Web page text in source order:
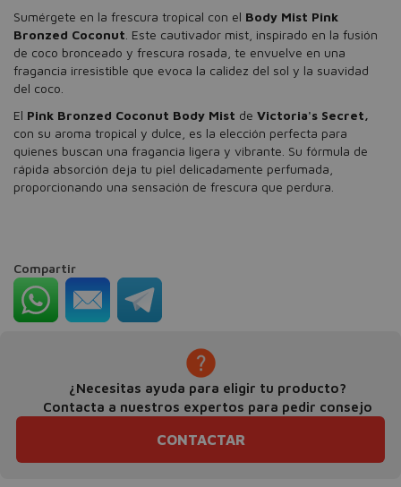
Sumérgete en la frescura tropical con el Body Mist Pink
Bronzed Coconut . Este cautivador mist, inspirado en la fusión
de coco bronceado y frescura rosada, te envuelve en una
fragancia irresistible que evoca la calidez del sol y la suavidad
del coco.
El Pink Bronzed Coconut Body Mist de Victoria's Secret,
con su aroma tropical y dulce, es la elección perfecta para
quienes buscan una fragancia ligera y vibrante. Su fórmula de
rápida absorción deja tu piel delicadamente perfumada,
proporcionando una sensación de frescura que perdura.
Compartir
¿Necesitas ayuda para eligir tu producto?
Contacta a nuestros expertos para pedir consejo
CONTACTAR